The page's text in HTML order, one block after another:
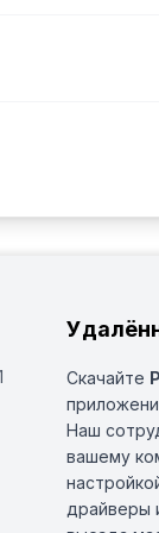
м³/ч 0,15
кВт
Скачайте
Наш
вашему
драйверы